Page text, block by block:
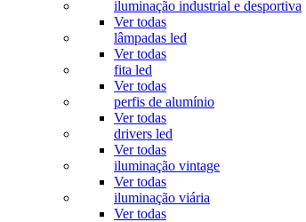
iluminação industrial e desportiva
Ver todas
lâmpadas led
Ver todas
fita led
Ver todas
perfis de alumínio
Ver todas
drivers led
Ver todas
iluminação vintage
Ver todas
iluminação viária
Ver todas